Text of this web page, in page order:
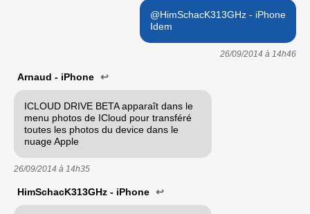
@HimSchacK313GHz - iPhone
Idem
26/09/2014 à 14h46
Arnaud - iPhone ↩
ICLOUD DRIVE BETA apparaît dans le
menu photos de ICloud pour transféré
toutes les photos du device dans le
nuage Apple
26/09/2014 à 14h35
HimSchacK313GHz - iPhone ↩